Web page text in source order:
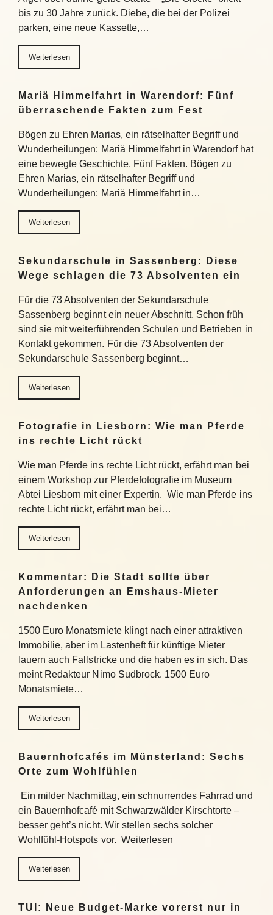
bis zu 30 Jahre zurück. Diebe, die bei der Polizei
parken, eine neue Kassette,…
Weiterlesen
Mariä Himmelfahrt in Warendorf: Fünf
überraschende Fakten zum Fest
Bögen zu Ehren Marias, ein rätselhafter Begriff und
Wunderheilungen: Mariä Himmelfahrt in Warendorf hat
eine bewegte Geschichte. Fünf Fakten. Bögen zu
Ehren Marias, ein rätselhafter Begriff und
Wunderheilungen: Mariä Himmelfahrt in…
Weiterlesen
Sekundarschule in Sassenberg: Diese
Wege schlagen die 73 Absolventen ein
Für die 73 Absolventen der Sekundarschule
Sassenberg beginnt ein neuer Abschnitt. Schon früh
sind sie mit weiterführenden Schulen und Betrieben in
Kontakt gekommen. Für die 73 Absolventen der
Sekundarschule Sassenberg beginnt…
Weiterlesen
Fotografie in Liesborn: Wie man Pferde
ins rechte Licht rückt
Wie man Pferde ins rechte Licht rückt, erfährt man bei
einem Workshop zur Pferdefotografie im Museum
Abtei Liesborn mit einer Expertin. Wie man Pferde ins
rechte Licht rückt, erfährt man bei…
Weiterlesen
Kommentar: Die Stadt sollte über
Anforderungen an Emshaus-Mieter
nachdenken
1500 Euro Monatsmiete klingt nach einer attraktiven
Immobilie, aber im Lastenheft für künftige Mieter
lauern auch Fallstricke und die haben es in sich. Das
meint Redakteur Nimo Sudbrock. 1500 Euro
Monatsmiete…
Weiterlesen
Bauernhofcafés im Münsterland: Sechs
Orte zum Wohlfühlen
Ein milder Nachmittag, ein schnurrendes Fahrrad und
ein Bauernhofcafé mit Schwarzwälder Kirschtorte –
besser geht’s nicht. Wir stellen sechs solcher
Wohlfühl-Hotspots vor. Weiterlesen
Weiterlesen
TUI: Neue Budget-Marke vorerst nur in